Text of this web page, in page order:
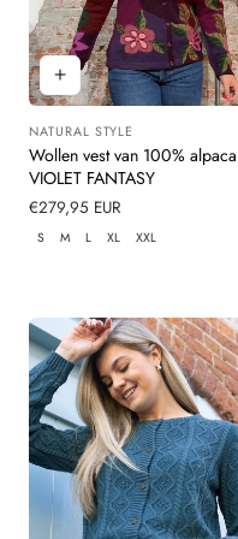
Leverancier:
NATURAL STYLE
Wollen vest van 100% alpaca
VIOLET FANTASY
Normale
prijs
€279,95 EUR
S M L XL XXL